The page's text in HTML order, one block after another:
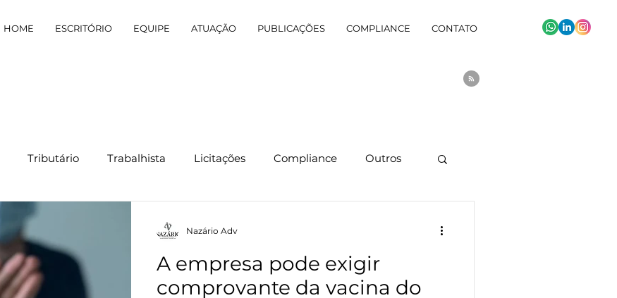
HOME ESCRITÓRIO EQUIPE ATUAÇÃO PUBLICAÇÕES COMPLIANCE CONTATO
Tributário Trabalhista Licitações Compliance Outros
A empresa pode exigir
comprovante da vacina do
Nazário Adv